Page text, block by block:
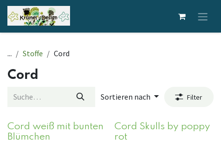
Zum Inhalt springen
... Stoffe Cord
Cord
Sortieren nach Filter
Cord weiß mit bunten
Blümchen
Cord Skulls by poppy
rot